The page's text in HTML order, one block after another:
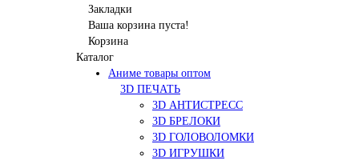
Закладки
Ваша корзина пуста!
Корзина
Каталог
Аниме товары оптом
3D ПЕЧАТЬ
3D АНТИСТРЕСС
3D БРЕЛОКИ
3D ГОЛОВОЛОМКИ
3D ИГРУШКИ